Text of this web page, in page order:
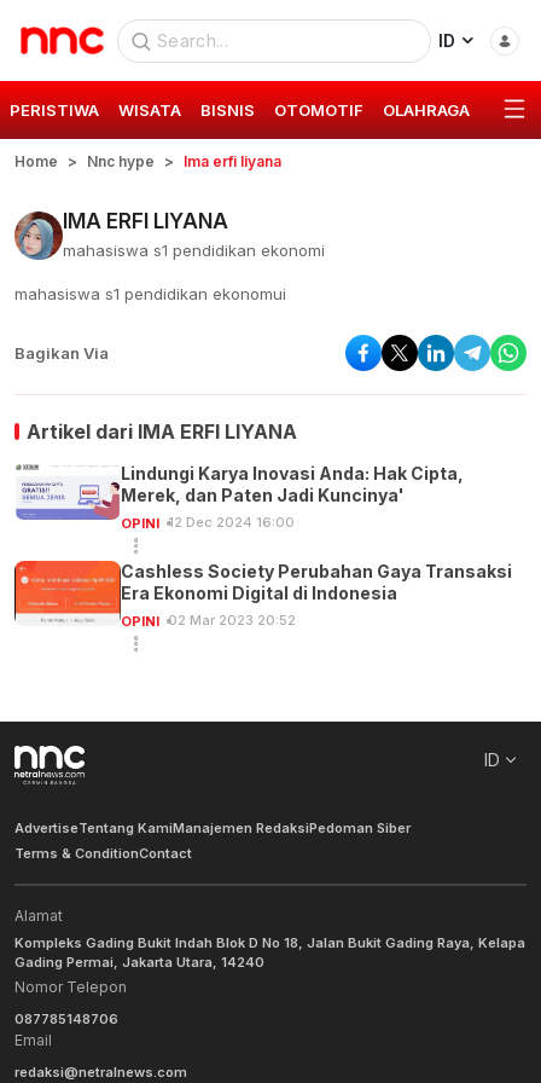
ID
PERISTIWA WISATA BISNIS OTOMOTIF OLAHRAGA GAYA
Home Nnc hype Ima erfi liyana
IMA ERFI LIYANA
mahasiswa s1 pendidikan ekonomi
mahasiswa s1 pendidikan ekonomui
Bagikan Via
Artikel dari IMA ERFI LIYANA
Lindungi Karya Inovasi Anda: Hak Cipta,
Merek, dan Paten Jadi Kuncinya'
OPINI 12 Dec 2024 16:00
Cashless Society Perubahan Gaya Transaksi
Era Ekonomi Digital di Indonesia
OPINI 02 Mar 2023 20:52
ID
AdvertiseTentang KamiManajemen RedaksiPedoman Siber
Terms & ConditionContact
Alamat
Kompleks Gading Bukit Indah Blok D No 18, Jalan Bukit Gading Raya, Kelapa
Gading Permai, Jakarta Utara, 14240
Nomor Telepon
087785148706
Email
redaksi@netralnews.com